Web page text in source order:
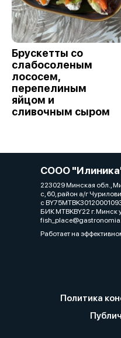
Брускетты со
слабосоленым
лососем,
перепелиным
яйцом и
сливочным сыром
СООО
223029 Минская обл.,
с, 60, район а/г
с
БИК MTBKBY22 г. Минск
Работает на
Политика